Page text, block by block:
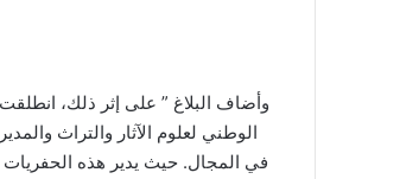
الوطني لعلوم الآثار والتراث
في المجال. حيث يدير هذه